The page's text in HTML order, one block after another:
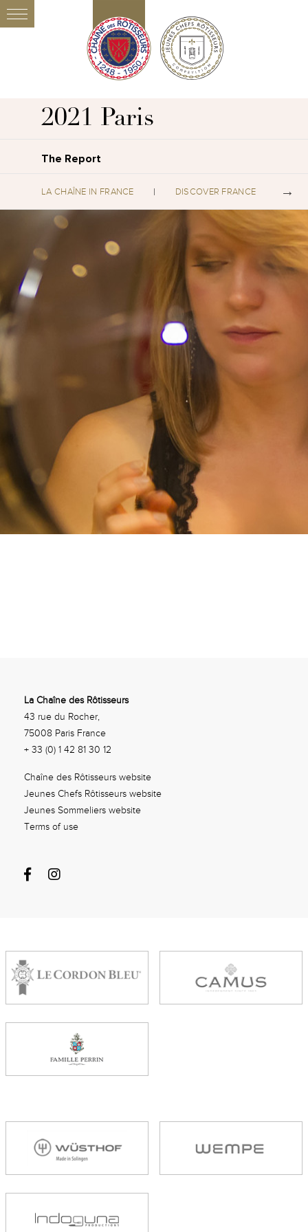
2021 Paris
The Report
LA CHAÎNE IN FRANCE DISCOVER FRANCE
La Chaîne des Rôtisseurs
43 rue du Rocher,
75008 Paris France
+ 33 (0) 1 42 81 30 12
Chaîne des Rôtisseurs website
Jeunes Chefs Rôtisseurs website
Jeunes Sommeliers website
Terms of use